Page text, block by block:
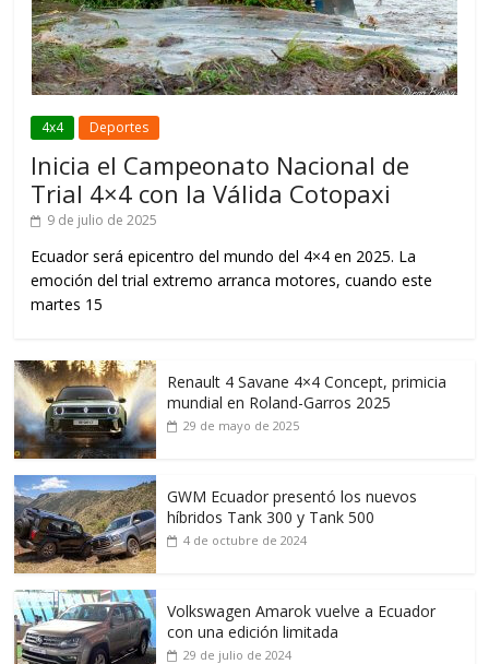
4x4 Deportes
Inicia el Campeonato Nacional de
Trial 4×4 con la Válida Cotopaxi
9 de julio de 2025
Ecuador será epicentro del mundo del 4×4 en 2025. La
emoción del trial extremo arranca motores, cuando este
martes 15
Renault 4 Savane 4×4 Concept, primicia
mundial en Roland-Garros 2025
29 de mayo de 2025
GWM Ecuador presentó los nuevos
híbridos Tank 300 y Tank 500
4 de octubre de 2024
Volkswagen Amarok vuelve a Ecuador
con una edición limitada
29 de julio de 2024